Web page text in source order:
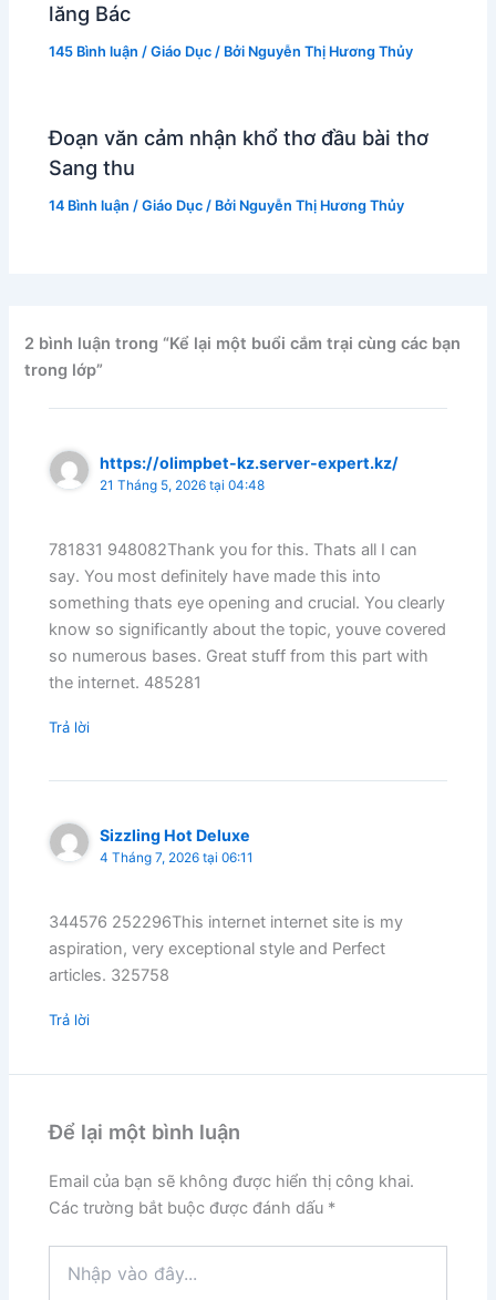
lăng Bác
145 Bình luận /Giáo Dục / Bởi Nguyễn Thị Hương Thủy
Đoạn văn cảm nhận khổ thơ đầu bài thơ
Sang thu
14 Bình luận /Giáo Dục / Bởi Nguyễn Thị Hương Thủy
2 bình luận trong “Kể lại một buổi cắm trại cùng các bạn
trong lớp”
https://olimpbet-kz.server-expert.kz/
21 Tháng 5, 2026 tại 04:48
781831 948082Thank you for this. Thats all I can
say. You most definitely have made this into
something thats eye opening and crucial. You clearly
know so significantly about the topic, youve covered
so numerous bases. Great stuff from this part with
the internet. 485281
Trả lời
Sizzling Hot Deluxe
4 Tháng 7, 2026 tại 06:11
344576 252296This internet internet site is my
aspiration, very exceptional style and Perfect
articles. 325758
Trả lời
Để lại một bình luận
Email của bạn sẽ không được hiển thị công khai.
Các trường bắt buộc được đánh dấu *
vào